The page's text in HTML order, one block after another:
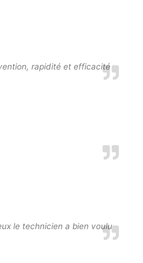
rapidité et efficacité
le technicien a bien voulu